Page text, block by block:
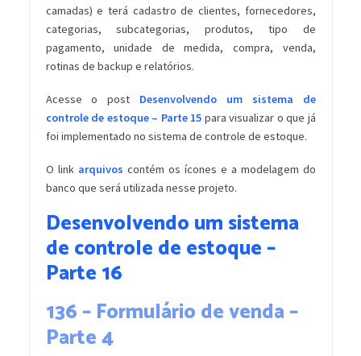
camadas) e terá cadastro de clientes, fornecedores,
categorias, subcategorias, produtos, tipo de
pagamento, unidade de medida, compra, venda,
rotinas de backup e relatórios.
Acesse o post Desenvolvendo um sistema de
controle de estoque – Parte 15 para visualizar o que já
foi implementado no sistema de controle de estoque.
O link arquivos contém os ícones e a modelagem do
banco que será utilizada nesse projeto.
Desenvolvendo um sistema
de controle de estoque –
Parte 16
136 – Formulário de venda –
Parte 4